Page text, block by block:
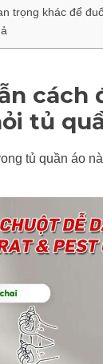
trọng khác để
cách
tủ
tủ quần áo